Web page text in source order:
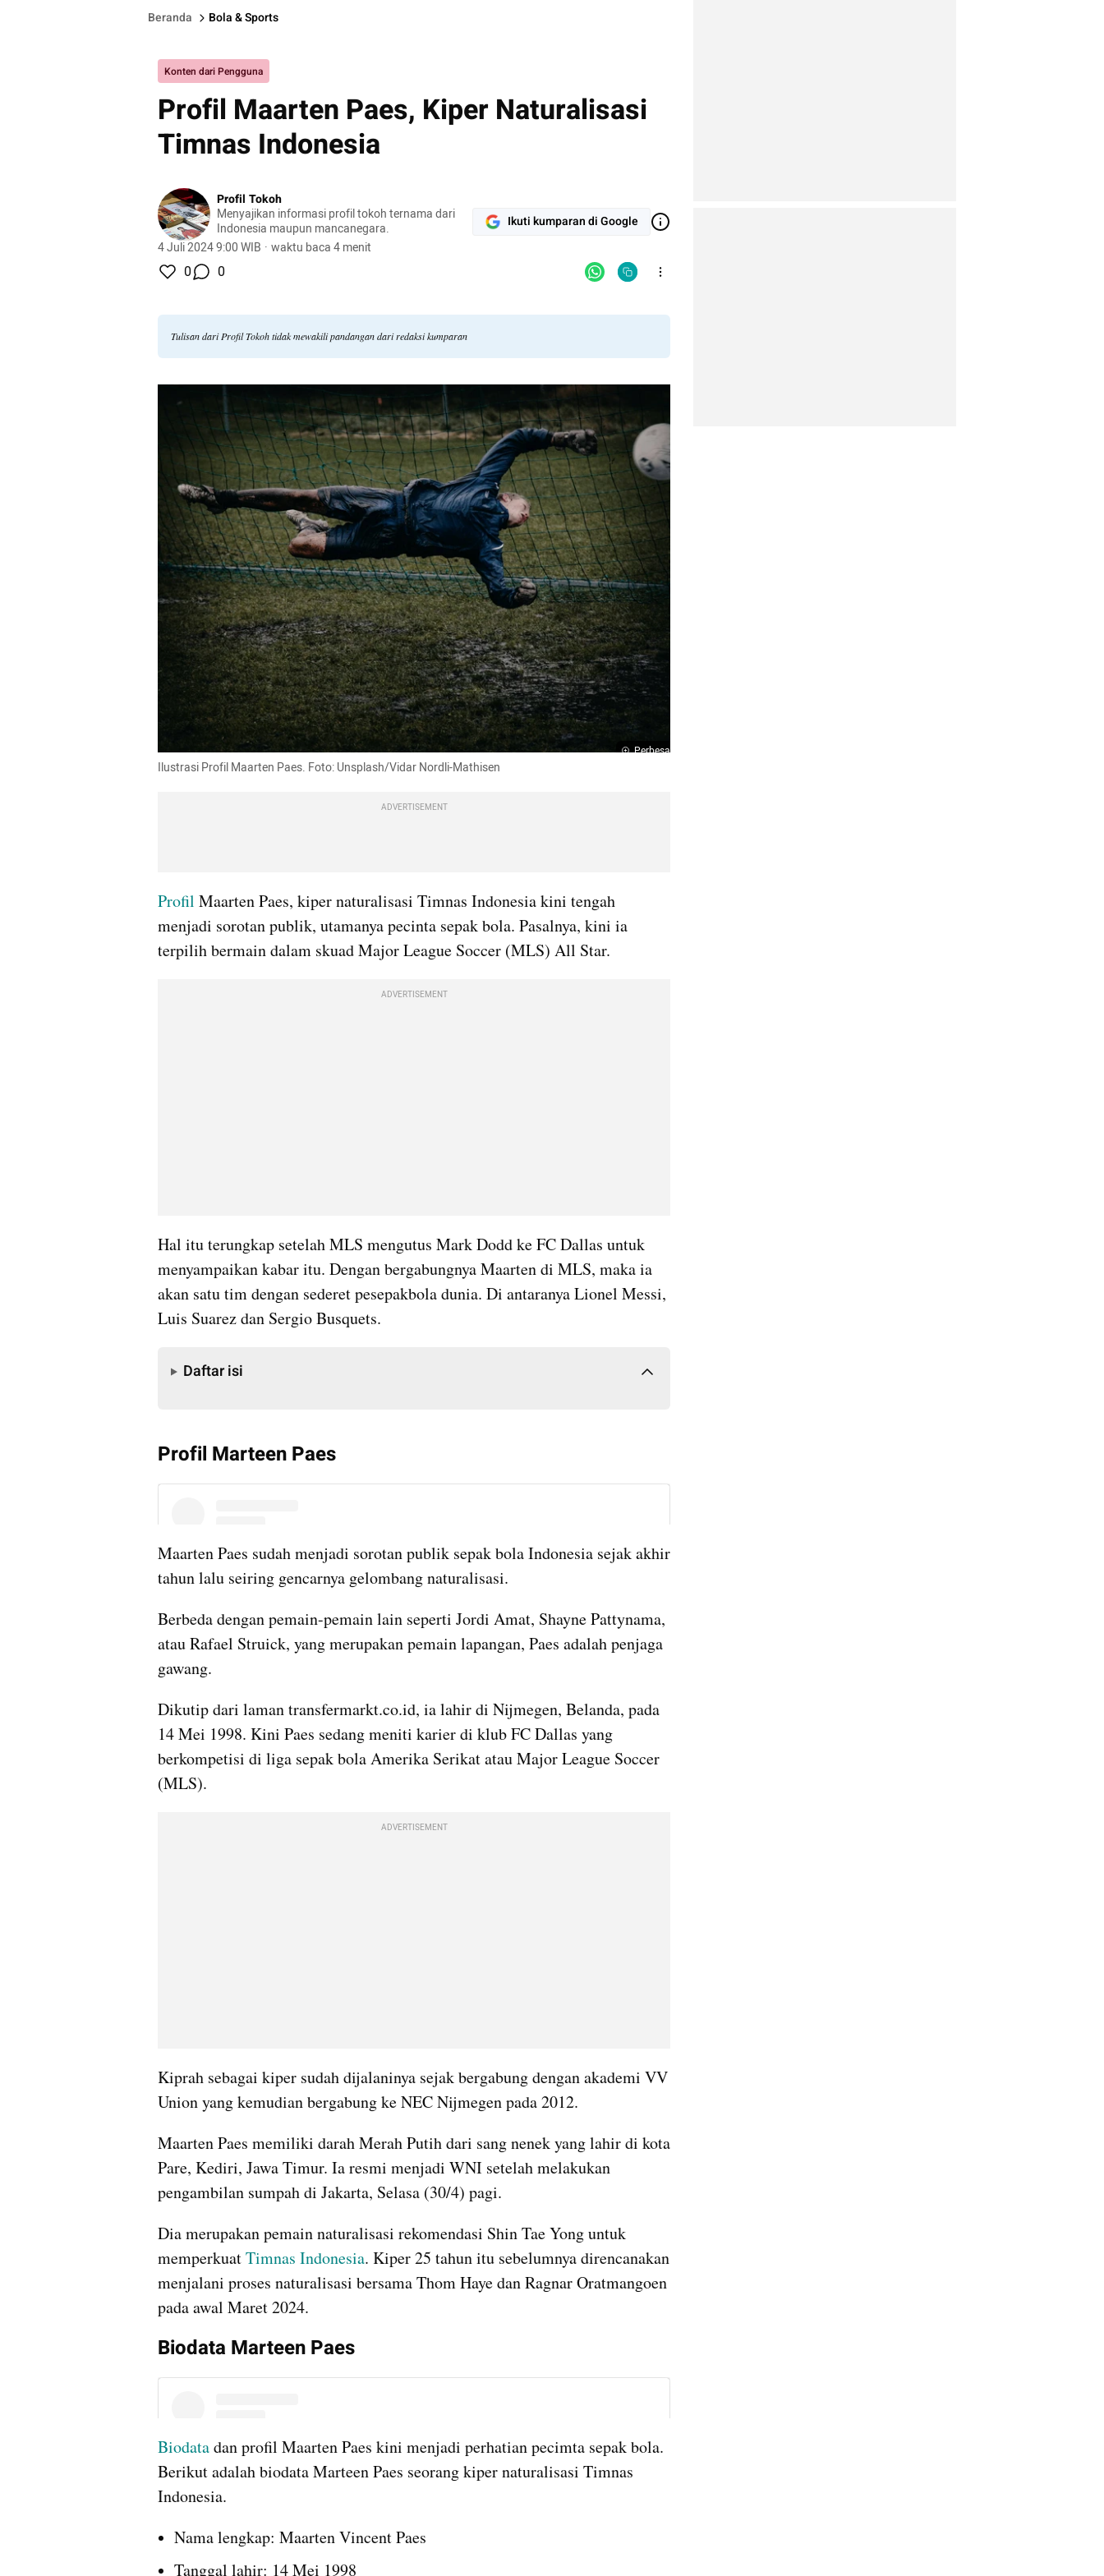
Beranda Bola & Sports
Konten dari Pengguna
Profil Maarten Paes, Kiper Naturalisasi
Timnas Indonesia
Profil Tokoh
Menyajikan informasi profil tokoh ternama dari
Indonesia maupun mancanegara.
4 Juli 2024 9:00 WIB · waktu baca 4 menit
Ikuti kumparan di Google
0 0
Tulisan dari Profil Tokoh tidak mewakili pandangan dari redaksi kumparan
Perbesar
Ilustrasi Profil Maarten Paes. Foto: Unsplash/Vidar Nordli-Mathisen
ADVERTISEMENT
Profil Maarten Paes, kiper naturalisasi Timnas Indonesia kini tengah
menjadi sorotan publik, utamanya pecinta sepak bola. Pasalnya, kini ia
terpilih bermain dalam skuad Major League Soccer (MLS) All Star.
ADVERTISEMENT
Hal itu terungkap setelah MLS mengutus Mark Dodd ke FC Dallas untuk
menyampaikan kabar itu. Dengan bergabungnya Maarten di MLS, maka ia
akan satu tim dengan sederet pesepakbola dunia. Di antaranya Lionel Messi,
Luis Suarez dan Sergio Busquets.
Daftar isi
Profil Marteen Paes
Maarten Paes sudah menjadi sorotan publik sepak bola Indonesia sejak akhir
tahun lalu seiring gencarnya gelombang naturalisasi.
Berbeda dengan pemain-pemain lain seperti Jordi Amat, Shayne Pattynama,
atau Rafael Struick, yang merupakan pemain lapangan, Paes adalah penjaga
gawang.
Dikutip dari laman transfermarkt.co.id, ia lahir di Nijmegen, Belanda, pada
14 Mei 1998. Kini Paes sedang meniti karier di klub FC Dallas yang
berkompetisi di liga sepak bola Amerika Serikat atau Major League Soccer
(MLS).
ADVERTISEMENT
Kiprah sebagai kiper sudah dijalaninya sejak bergabung dengan akademi VV
Union yang kemudian bergabung ke NEC Nijmegen pada 2012.
Maarten Paes memiliki darah Merah Putih dari sang nenek yang lahir di kota
Pare, Kediri, Jawa Timur. Ia resmi menjadi WNI setelah melakukan
pengambilan sumpah di Jakarta, Selasa (30/4) pagi.
Dia merupakan pemain naturalisasi rekomendasi Shin Tae Yong untuk
memperkuat Timnas Indonesia. Kiper 25 tahun itu sebelumnya direncanakan
menjalani proses naturalisasi bersama Thom Haye dan Ragnar Oratmangoen
pada awal Maret 2024.
Biodata Marteen Paes
Biodata dan profil Maarten Paes kini menjadi perhatian pecimta sepak bola.
Berikut adalah biodata Marteen Paes seorang kiper naturalisasi Timnas
Indonesia.
Nama lengkap: Maarten Vincent Paes
Tanggal lahir: 14 Mei 1998